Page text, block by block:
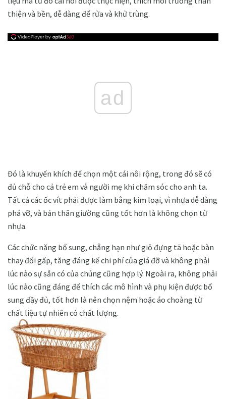
thiện và bền, dễ dàng để rửa và khử trùng.
ad
Đó là khuyến khích để chọn một cái nôi rộng, trong đó sẽ có
đủ chỗ cho cả trẻ em và người mẹ khi chăm sóc cho anh ta.
Tất cả các ốc vít phải được làm bằng kim loại, vì nhựa dễ dàng
phá vỡ, và bản thân giường cũng tốt hơn là không chọn từ
nhựa.
Các chức năng bổ sung, chẳng hạn như giỏ đựng tã hoặc bàn
thay đổi gấp, tăng đáng kể chi phí của giá đỡ và không phải
lúc nào sự sẵn có của chúng cũng hợp lý. Ngoài ra, không phải
lúc nào cũng đáng để thích các mô hình và phụ kiện được bổ
sung đầy đủ, tốt hơn là nên chọn nệm hoặc áo choàng từ
chất liệu tự nhiên có chất lượng.